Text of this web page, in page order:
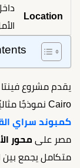
Location
Cairo نموذجًا مثاليًا للمشروع السكني العصري
كمبوند سراي
مصر على محور
متكامل يجمع بين